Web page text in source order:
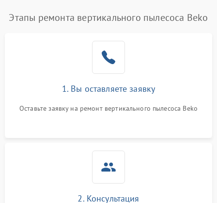
Этапы ремонта вертикального пылесоса Beko
1. Вы оставляете заявку
Оставьте заявку на ремонт вертикального пылесоса Beko
2. Консультация